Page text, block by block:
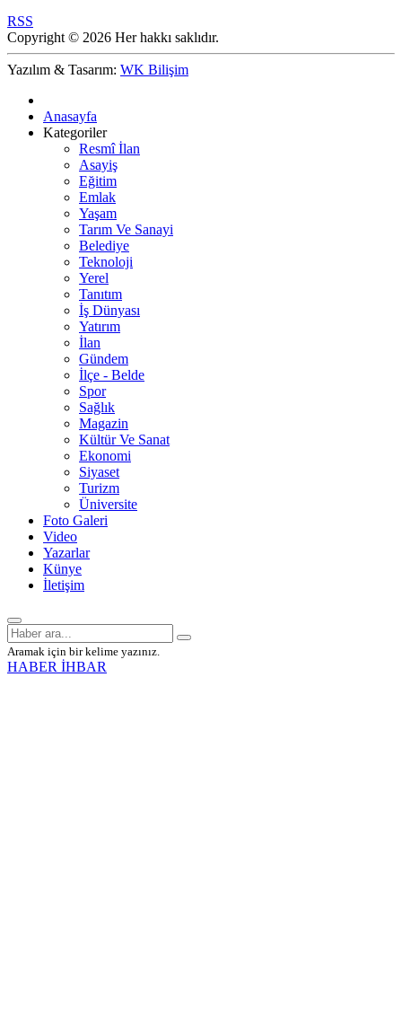
RSS
Copyright © 2026 Her hakkı saklıdır.
Yazılım & Tasarım: WK Bilişim
Anasayfa
Kategoriler
Resmî İlan
Asayiş
Eğitim
Emlak
Yaşam
Tarım Ve Sanayi
Belediye
Teknoloji
Yerel
Tanıtım
İş Dünyası
Yatırım
İlan
Gündem
İlçe - Belde
Spor
Sağlık
Magazin
Kültür Ve Sanat
Ekonomi
Siyaset
Turizm
Üniversite
Foto Galeri
Video
Yazarlar
Künye
İletişim
Aramak için bir kelime yazınız.
HABER İHBAR